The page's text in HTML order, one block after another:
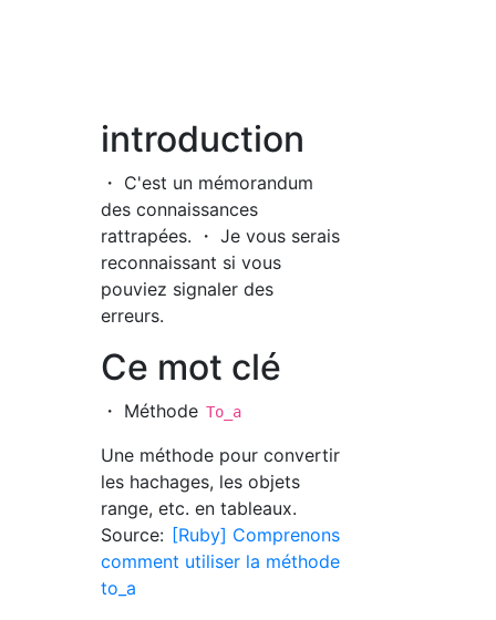
introduction
・ C'est un mémorandum
des connaissances
rattrapées. ・ Je vous serais
reconnaissant si vous
pouviez signaler des
erreurs.
Ce mot clé
・ Méthode To_a
Une méthode pour convertir
les hachages, les objets
range, etc. en tableaux.
Source: [Ruby] Comprenons
comment utiliser la méthode
to_a